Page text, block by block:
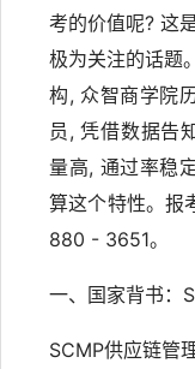
考的价值呢? 这
极为关注的话题
构, 众智商学院
员, 凭借数据告
量高, 通过率稳
算这个特性。报
880 - 3651。
一、国家背书：
SCMP供应链管